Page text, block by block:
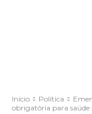
Início Política
obrigatória para saúde